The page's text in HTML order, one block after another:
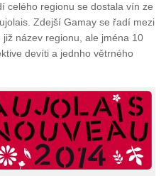
celého regionu se dostala vín ze
Zdejší Gamay se řadí mezi
název regionu, ale jména 10
devíti a jednho větrného